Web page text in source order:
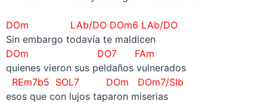
DOm LAb/DO DOm6 LAb/DO
Sin embargo todavía te maldicen
DOm DO7 FAm
quienes vieron sus peldaños vulnerados
REm7b5 SOL7 DOm DOm7/SIb
esos que con lujos taparon miserias